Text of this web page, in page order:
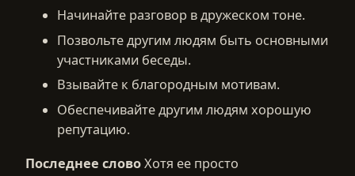
Начинайте разговор в дружеском тоне.
Позвольте другим людям быть основными
участниками беседы.
Взывайте к благородным мотивам.
Обеспечивайте другим людям хорошую
репутацию.
Последнее словоХотя ее просто